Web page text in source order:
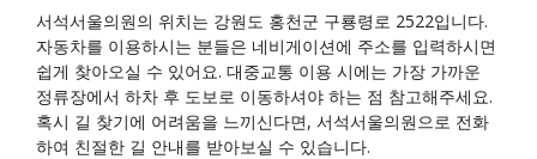
서석서울의원의 위치는 강원도 홍천군 구룡령로 2522입니다.
자동차를 이용하시는 분들은 네비게이션에 주소를 입력하시면
쉽게 찾아오실 수 있어요. 대중교통 이용 시에는 가장 가까운
정류장에서 하차 후 도보로 이동하셔야 하는 점 참고해주세요.
혹시 길 찾기에 어려움을 느끼신다면, 서석서울의원으로 전화
하여 친절한 길 안내를 받아보실 수 있습니다.